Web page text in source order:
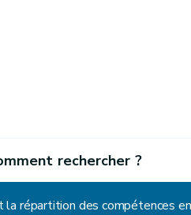
rechercher ?
répartition des compétences